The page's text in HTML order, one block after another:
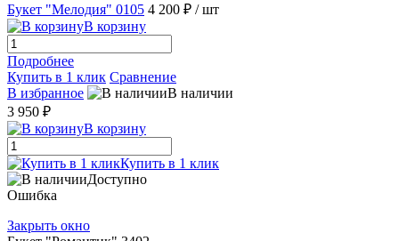
Букет "Мелодия" 0105 4 200 ₽ / шт
В корзину
Подробнее
Купить в 1 клик Сравнение
В избранное
В наличии
3 950 ₽
В корзину
Купить в 1 клик
Доступно
Ошибка
Закрыть окно